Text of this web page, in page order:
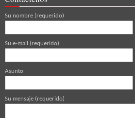
Su nombre (requerido)
Su e-mail (requerido)
Asunto
Su mensaje (requerido)